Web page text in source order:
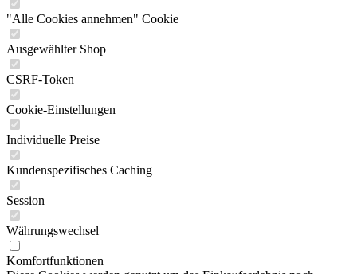
"Alle Cookies annehmen" Cookie
Ausgewählter Shop
CSRF-Token
Cookie-Einstellungen
Individuelle Preise
Kundenspezifisches Caching
Session
Währungswechsel
Komfortfunktionen